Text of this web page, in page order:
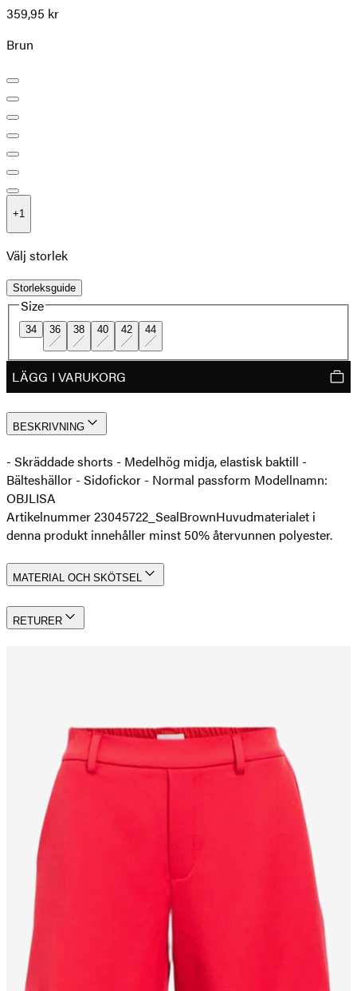
359,95 kr
Brun
+1
Välj storlek
Storleksguide
Size
34 36 38 40 42 44
LÄGG I VARUKORG
BESKRIVNING
- Skräddade shorts - Medelhög midja, elastisk baktill -
Bälteshällor - Sidofickor - Normal passform Modellnamn:
OBJLISA
Artikelnummer 23045722_SealBrownHuvudmaterialet i
denna produkt innehåller minst 50% återvunnen polyester.
MATERIAL OCH SKÖTSEL
RETURER